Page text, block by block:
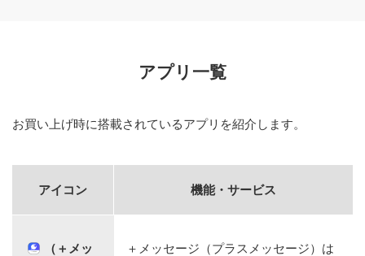
アプリ一覧
お買い上げ時に搭載されているアプリを紹介します。
アイコン 機能・サービス
（＋メッ
＋メッセージ（プラスメッセージ）は